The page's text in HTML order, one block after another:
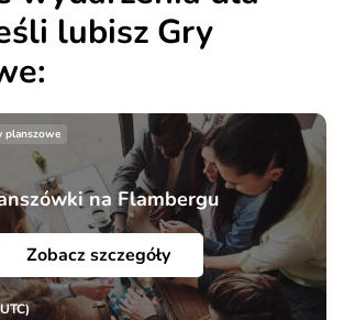
lubisz Gry
planszowe
na Flambergu
Zobacz szczegóły